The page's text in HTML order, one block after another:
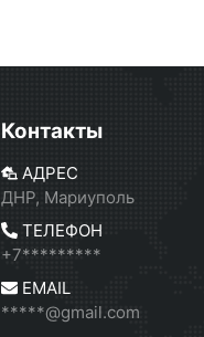
Контакты
АДРЕС
ДНР, Мариуполь
ТЕЛЕФОН
+7*********
EMAIL
*****@gmail.com